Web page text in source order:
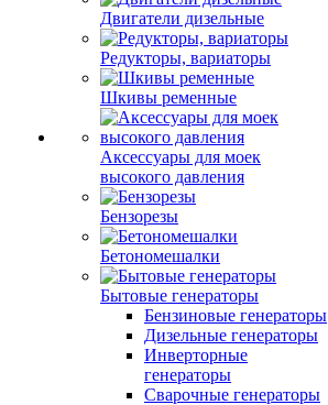
Двигатели дизельные
Редукторы, вариаторы
Шкивы ременные
Аксессуары для моек
высокого давления
Бензорезы
Бетономешалки
Бытовые генераторы
Бензиновые генераторы
Дизельные генераторы
Инверторные
генераторы
Сварочные генераторы